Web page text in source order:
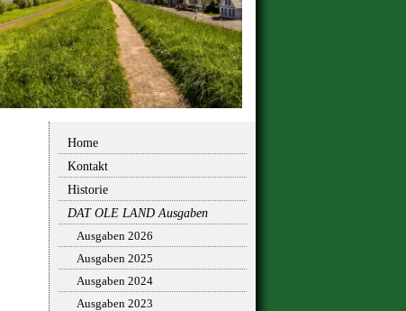
Home
Kontakt
Historie
DAT OLE LAND Ausgaben
Ausgaben 2026
Ausgaben 2025
Ausgaben 2024
Ausgaben 2023